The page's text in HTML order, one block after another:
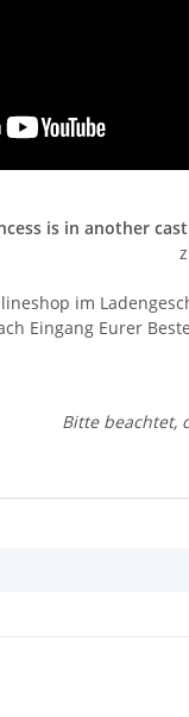
is in another
im
Eingang Eurer
Bitte beachtet,